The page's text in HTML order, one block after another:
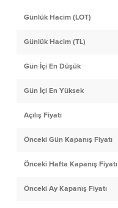
Günlük Hacim (LOT)
Günlük Hacim (TL)
Gün İçi En Düşük
Gün İçi En Yüksek
Açılış Fiyatı
Önceki Gün Kapanış Fiyatı
Önceki Hafta Kapanış Fiyatı
Önceki Ay Kapanış Fiyatı